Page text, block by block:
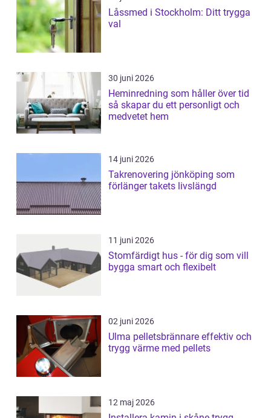
Låssmed i Stockholm: Ditt trygga
val
30 juni 2026
Heminredning som håller över tid
så skapar du ett personligt och
medvetet hem
14 juni 2026
Takrenovering jönköping som
förlänger takets livslängd
11 juni 2026
Stomfärdigt hus - för dig som vill
bygga smart och flexibelt
02 juni 2026
Ulma pelletsbrännare effektiv och
trygg värme med pellets
12 maj 2026